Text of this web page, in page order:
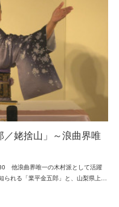
／姥捨山」～浪曲界唯
他浪曲界唯一の木村派として活躍
られる「業平金五郎」と、山梨県上…